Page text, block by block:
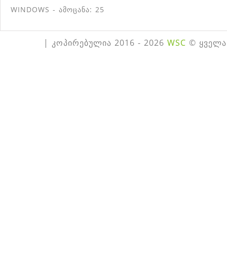
WINDOWS - ამოცანა: 25
| კოპირებულია 2016 - 2026 WSC ©